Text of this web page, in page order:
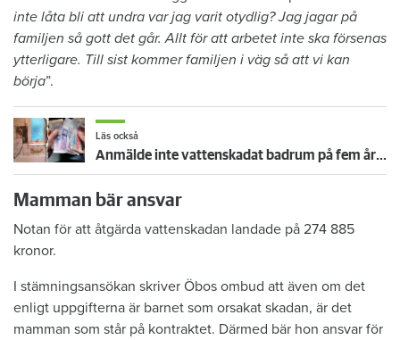
inte låta bli att undra var jag varit otydlig? Jag jagar på
familjen så gott det går. Allt för att arbetet inte ska försenas
ytterligare. Till sist kommer familjen i väg så att vi kan
börja”.
Läs också
Anmälde inte vattenskadat badrum på fem år – krävs på 125 000 kronor
Mamman bär ansvar
Notan för att åtgärda vattenskadan landade på 274 885
kronor.
I stämningsansökan skriver Öbos ombud att även om det
enligt uppgifterna är barnet som orsakat skadan, är det
mamman som står på kontraktet. Därmed bär hon ansvar för